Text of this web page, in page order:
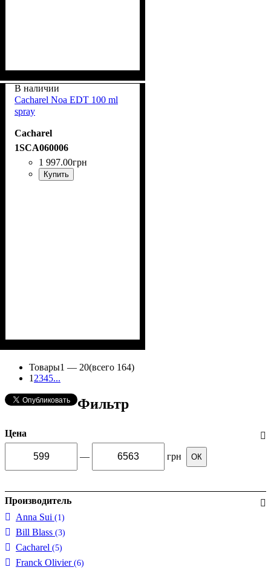
В наличии
Cacharel Noa EDT 100 ml
spray
Cacharel
1SCA060006
1 997.00грн
Купить
Товары1 — 20(всего 164)
1 2345...
Фильтр
Цена
— грн ОК
Производитель
Anna Sui (1)
Bill Blass (3)
Cacharel (5)
Franck Olivier (6)